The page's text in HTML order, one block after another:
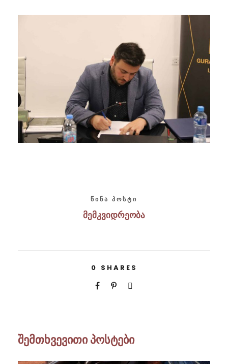
ᲬᲘᲜᲐ ᲞᲝᲡᲢᲘ
მემკვიდრეობა
0 SHARES
შემთხვევითი პოსტები